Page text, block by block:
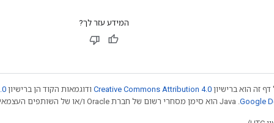
המידע עזר לך?
זה הוא ברישיון Creative Commons Attribution 4.0 ודוגמאות הקוד הן ברישיון